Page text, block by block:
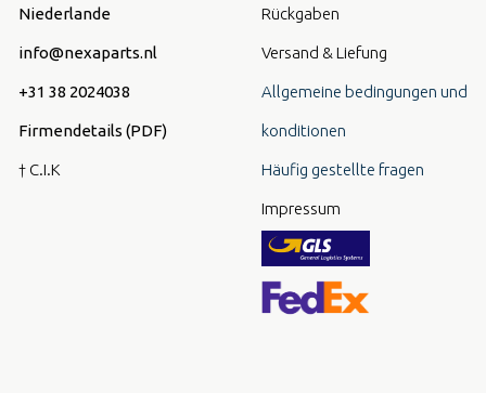
Niederlande
info@nexaparts.nl
+31 38 2024038
Firmendetails (PDF)
† C.I.K
Rückgaben
Versand & Liefung
Allgemeine bedingungen und
konditionen
Häufig gestellte fragen
Impressum